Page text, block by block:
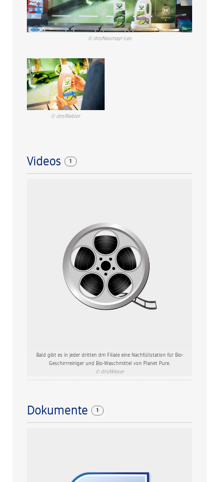
© dm/Neumayr-Leo
© dm/Riebler
Videos 1
Bald gibt es in jeder dritten dm Filiale eine Nachfüllstation für Bio-
Geschirrreiniger und Bio-Waschmittel von Planet Pure.
© dm/Wieser
Dokumente 1